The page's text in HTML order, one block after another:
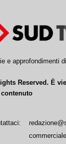
e approfondimenti
Reserved. È